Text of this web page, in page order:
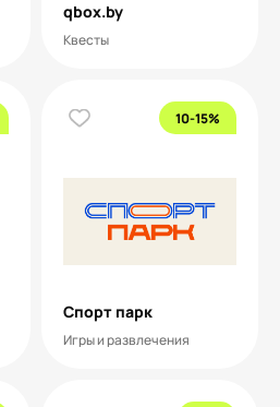
qbox.by
Квесты
10-15%
Спорт парк
Игры и развлечения